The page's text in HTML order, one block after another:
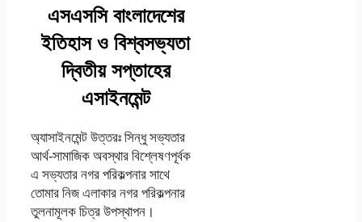
এসএসসি বাংলাদেশের
ইতিহাস ও বিশ্বসভ্যতা
দ্বিতীয় সপ্তাহের
এসাইনমেন্ট
অ্যাসাইনমেন্ট উত্তরঃ সিন্ধু সভ্যতার
আর্থ-সামাজিক অবস্থার বিশ্লেষণপূর্বক
এ সভ্যতার নগর পরিকল্পনার সাথে
তােমার নিজ এলাকার নগর পরিকল্পনার
তুলনামূলক চিত্র উপস্থাপন।